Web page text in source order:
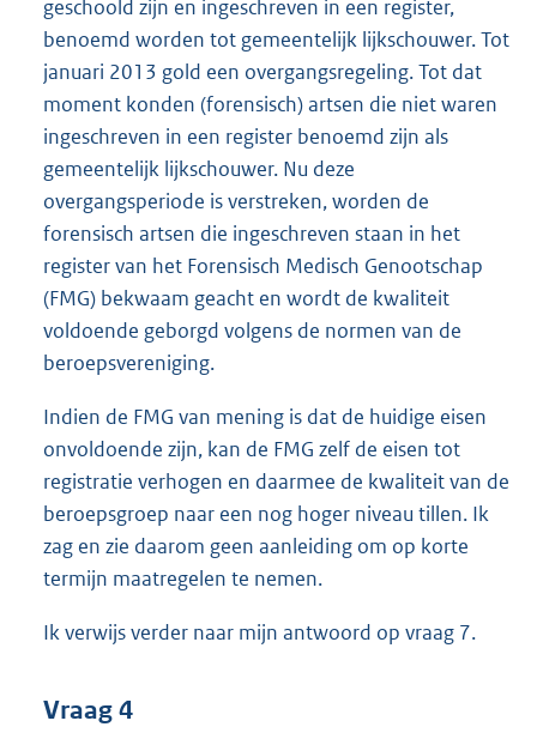
geschoold zijn en ingeschreven in een register,
benoemd worden tot gemeentelijk lijkschouwer. Tot
januari 2013 gold een overgangsregeling. Tot dat
moment konden (forensisch) artsen die niet waren
ingeschreven in een register benoemd zijn als
gemeentelijk lijkschouwer. Nu deze
overgangsperiode is verstreken, worden de
forensisch artsen die ingeschreven staan in het
register van het Forensisch Medisch Genootschap
(FMG) bekwaam geacht en wordt de kwaliteit
voldoende geborgd volgens de normen van de
beroepsvereniging.
Indien de FMG van mening is dat de huidige eisen
onvoldoende zijn, kan de FMG zelf de eisen tot
registratie verhogen en daarmee de kwaliteit van de
beroepsgroep naar een nog hoger niveau tillen. Ik
zag en zie daarom geen aanleiding om op korte
termijn maatregelen te nemen.
Ik verwijs verder naar mijn antwoord op vraag 7.
Vraag 4